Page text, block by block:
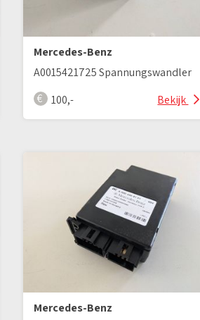
Mercedes-Benz
A0015421725 Spannungswandler
100,-
Bekijk
Mercedes-Benz